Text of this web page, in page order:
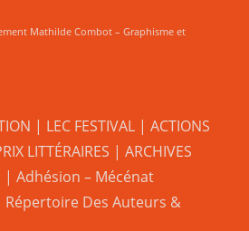
Mathilde Combot – Graphisme et
| LEC FESTIVAL | ACTIONS
LITTÉRAIRES | ARCHIVES
| Adhésion – Mécénat
Répertoire Des Auteurs &